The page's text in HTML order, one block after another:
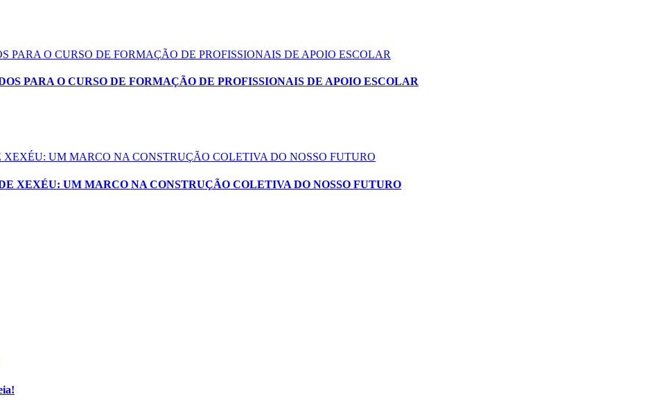
PARA O CURSO DE FORMAÇÃO DE PROFISSIONAIS DE APOIO ESCOLAR
PARA O CURSO DE FORMAÇÃO DE PROFISSIONAIS DE APOIO ESCOLAR
UM MARCO NA CONSTRUÇÃO COLETIVA DO NOSSO FUTURO
XEXÉU: UM MARCO NA CONSTRUÇÃO COLETIVA DO NOSSO FUTURO